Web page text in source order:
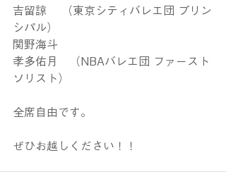
吉留諒　 （東京シティバレエ団 プリン
シパル）
関野海斗
孝多佑月　（NBAバレエ団 ファースト
ソリスト）
全席自由です。
ぜひお越しください！！